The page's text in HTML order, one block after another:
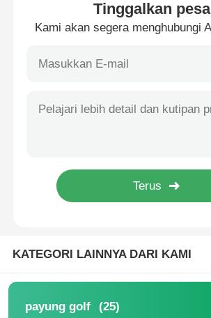
Tentang kita
Tinggalkan
Kami akan segera menghubungi
KATEGORI LAINNYA DARI KAMI
payung golf (25)